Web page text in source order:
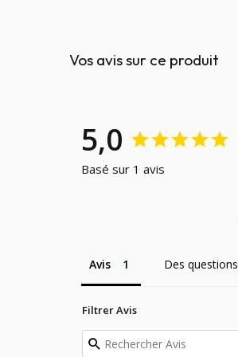
Vos avis sur ce produit
5,0
Basé sur 1 avis
Avis Des questions
Filtrer Avis